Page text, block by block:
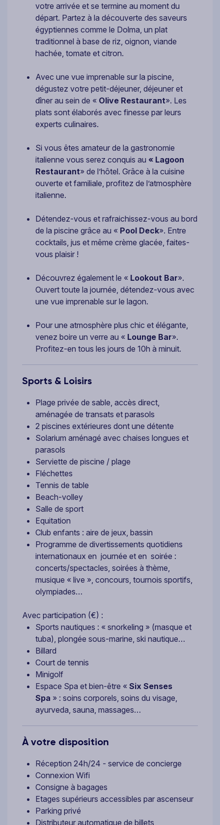
votre arrivée et se termine au moment du
départ. Partez à la découverte des saveurs
égyptiennes comme le Dolma, un plat
traditionnel à base de riz, oignon, viande
hachée, tomate et citron.
Avec une vue imprenable sur la piscine,
dégustez votre petit-déjeuner, déjeuner et
dîner au sein de « Olive Restaurant». Les
plats sont élaborés avec finesse par leurs
experts culinaires.
Si vous êtes amateur de la gastronomie
italienne vous serez conquis au « Lagoon
Restaurant» de l’hôtel. Grâce à la cuisine
ouverte et familiale, profitez de l’atmosphère
italienne.
Détendez-vous et rafraichissez-vous au bord
de la piscine grâce au « Pool Deck». Entre
cocktails, jus et même crème glacée, faites-
vous plaisir !
Découvrez également le « Lookout Bar».
Ouvert toute la journée, détendez-vous avec
une vue imprenable sur le lagon.
Pour une atmosphère plus chic et élégante,
venez boire un verre au « Lounge Bar».
Profitez-en tous les jours de 10h à minuit.
Sports & Loisirs
Plage privée de sable, accès direct,
aménagée de transats et parasols
2 piscines extérieures dont une détente
Solarium aménagé avec chaises longues et
parasols
Serviette de piscine / plage
Fléchettes
Tennis de table
Beach-volley
Salle de sport
Equitation
Club enfants : aire de jeux, bassin
Programme de divertissements quotidiens
internationaux en journée et en soirée :
concerts/spectacles, soirées à thème,
musique « live », concours, tournois sportifs,
olympiades…
Avec participation (€) :
Sports nautiques : « snorkeling » (masque et
tuba), plongée sous-marine, ski nautique…
Billard
Court de tennis
Minigolf
Espace Spa et bien-être « Six Senses
Spa » : soins corporels, soins du visage,
ayurveda, sauna, massages…
À votre disposition
Réception 24h/24 - service de concierge
Connexion Wifi
Consigne à bagages
Etages supérieurs accessibles par ascenseur
Parking privé
Distributeur automatique de billets